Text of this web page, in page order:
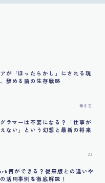
が「ほったらかし」にされる現
辞める前の生存戦略
働き方
ラマーは不要になる？「仕事が
ない」という幻想と最新の将来
AI
何ができる？従来版との違いや
活用事例を徹底解説！